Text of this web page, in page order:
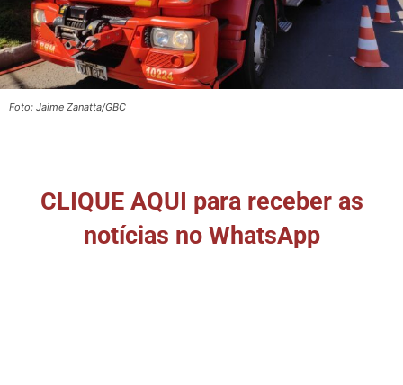
Foto: Jaime Zanatta/GBC
CLIQUE AQUI para receber as
notícias no WhatsApp